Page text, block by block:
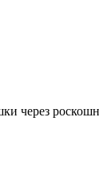
через